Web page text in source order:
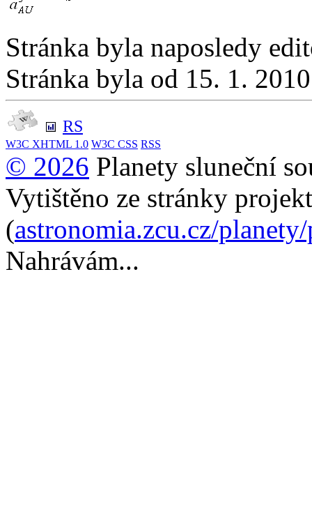
Stránka byla naposledy
Stránka byla od 15. 1.
RS
W3C XHTML 1.0 W3C CSS RSS
© 2026 Planety sluneční
Vytištěno ze stránky
(astronomia.zcu.cz/
Nahrávám...